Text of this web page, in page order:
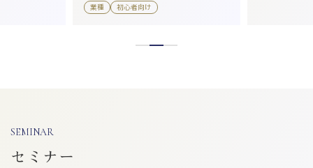
業種 初心者向け
SEMINAR
セミナー